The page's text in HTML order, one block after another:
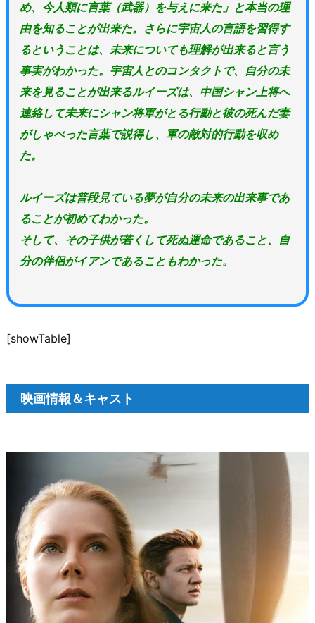
め、今人類に言葉（武器）を与えに来た」と本当の理
由を知ることが出来た。さらに宇宙人の言語を習得す
るということは、未来についても理解が出来ると言う
事実がわかった。宇宙人とのコンタクトで、自分の未
来を見ることが出来るルイーズは、中国シャン上将へ
連絡して未来にシャン将軍がとる行動と彼の死んだ妻
がしゃべった言葉で説得し、軍の敵対的行動を収め
た。
ルイーズは普段見ている夢が自分の未来の出来事であ
ることが初めてわかった。
そして、その子供が若くして死ぬ運命であること、自
分の伴侶がイアンであることもわかった。
[showTable]
映画情報＆キャスト